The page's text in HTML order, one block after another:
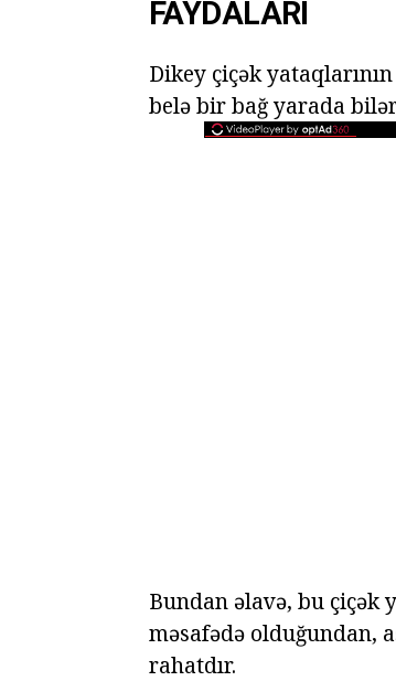
FAYDALARI
Dikey çiçək
belə bir bağ yarada
Bundan əlavə, bu çiçək
məsafədə olduğundan,
rahatdır.